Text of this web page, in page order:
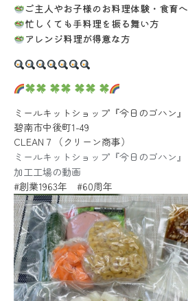
ご主人やお子様のお料理体験・食育へ
忙しくても手料理を振る舞い方
アレンジ料理が得意な方
ミールキットショップ『今日のゴハン』
碧南市中後町1-49
CLEAN７（クリーン商事）
ミールキットショップ『今日のゴハン』
加工工場の動画
#創業1963年 #60周年